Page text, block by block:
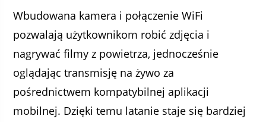
Wbudowana kamera i połączenie WiFi
pozwalają użytkownikom robić zdjęcia i
nagrywać filmy z powietrza, jednocześnie
oglądając transmisję na żywo za
pośrednictwem kompatybilnej aplikacji
mobilnej. Dzięki temu latanie staje się bardziej